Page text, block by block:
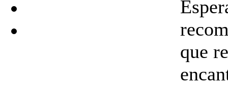
que